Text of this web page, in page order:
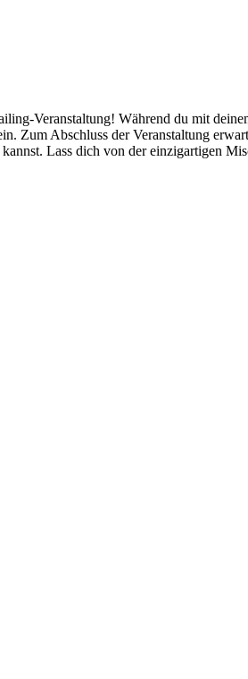
Veranstaltung! Während du mit
Zum Abschluss der Veranstaltung
Lass dich von der einzigartigen